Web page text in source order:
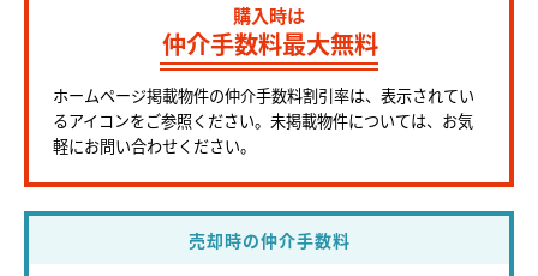
購入時は
仲介手数料最大無料
ホームページ掲載物件の仲介手数料割引率は、表示されてい
るアイコンをご参照ください。未掲載物件については、お気
軽にお問い合わせください。
売却時の仲介手数料